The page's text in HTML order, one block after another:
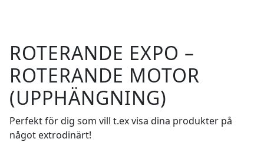
ROTERANDE EXPO –
ROTERANDE MOTOR
(UPPHÄNGNING)
Perfekt för dig som vill t.ex visa dina produkter på
något extrodinärt!